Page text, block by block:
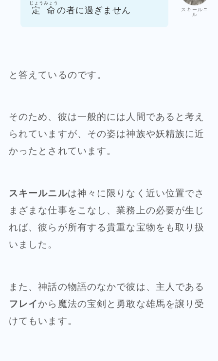
スキールニ
ル
定命
じょうみょう
の者に過ぎません
と答えているのです。
そのため、彼は一般的には人間であると考え
られていますが、その姿は神族や妖精族に近
かったとされています。
スキールニルは神々に限りなく近い位置でさ
まざまな仕事をこなし、業務上の必要が生じ
れば、彼らが所有する貴重な宝物をも取り扱
いました。
また、神話の物語のなかで彼は、主人である
フレイから魔法の宝剣と勇敢な雄馬を譲り受
けてもいます。